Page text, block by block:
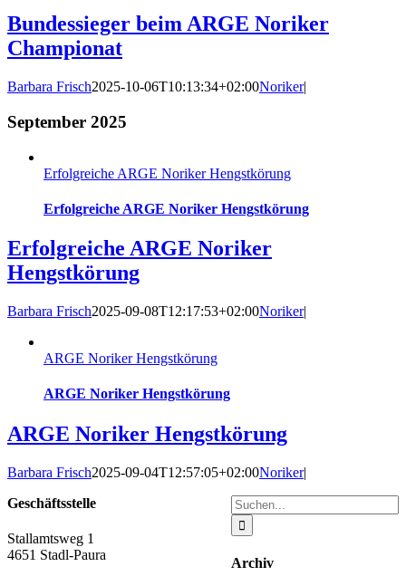
Bundessieger beim ARGE Noriker
Championat
Barbara Frisch2025-10-06T10:13:34+02:00Noriker|
September 2025
Erfolgreiche ARGE Noriker Hengstkörung
Erfolgreiche ARGE Noriker Hengstkörung
Erfolgreiche ARGE Noriker
Hengstkörung
Barbara Frisch2025-09-08T12:17:53+02:00Noriker|
ARGE Noriker Hengstkörung
ARGE Noriker Hengstkörung
ARGE Noriker Hengstkörung
Barbara Frisch2025-09-04T12:57:05+02:00Noriker|
Suche
nach:
Archiv
Geschäftsstelle
Stallamtsweg 1
4651 Stadl-Paura